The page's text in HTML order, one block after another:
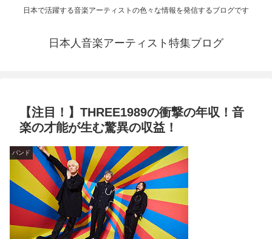
日本で活躍する音楽アーティストの色々な情報を発信するブログです
日本人音楽アーティスト特集ブログ
【注目！】THREE1989の衝撃の年収！音
楽の才能が生む驚異の収益！
バンド